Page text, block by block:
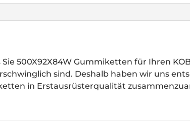
500X92X84W Gummiketten für Ihren
sind. Deshalb haben wir uns
in Erstausrüsterqualität